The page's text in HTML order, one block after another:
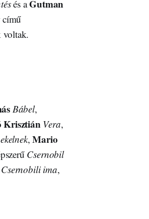
és aGutman
című
voltak.
Bábel,
Krisztián Vera,
,Mario
Csernobil
Csernobili ima,